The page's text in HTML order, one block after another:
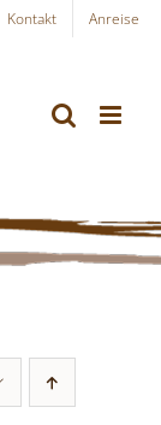
Kontakt
Anreise